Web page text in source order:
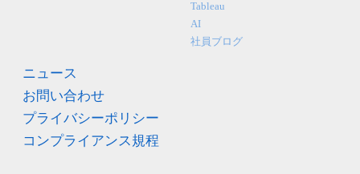
Tableau
AI
社員ブログ
ニュース
お問い合わせ
プライバシーポリシー
コンプライアンス規程